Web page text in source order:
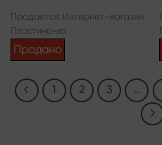
Продается: Интернет-магазин
Пластиночка
Продано
1 2 3 …